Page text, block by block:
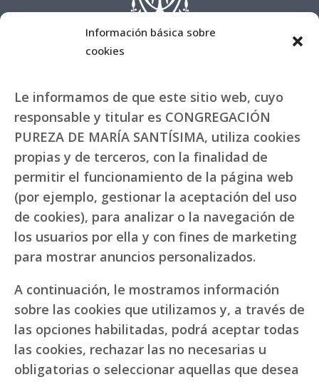
Información básica sobre
cookies
Le informamos de que este sitio web, cuyo
responsable y titular es CONGREGACIÓN
PUREZA DE MARÍA SANTÍSIMA, utiliza cookies
propias y de terceros, con la finalidad de
permitir el funcionamiento de la página web
(por ejemplo, gestionar la aceptación del uso
de cookies), para analizar o la navegación de
los usuarios por ella y con fines de marketing
para mostrar anuncios personalizados.
A continuación, le mostramos información
sobre las cookies que utilizamos y, a través de
las opciones habilitadas, podrá aceptar todas
las cookies, rechazar las no necesarias u
obligatorias o seleccionar aquellas que desea